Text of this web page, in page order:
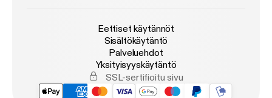
Eettiset käytännöt
Sisältökäytäntö
Palveluehdot
Yksityisyyskäytäntö
SSL-sertifioitu sivu